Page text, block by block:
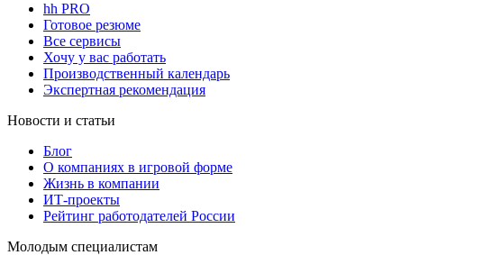
hh PRO
Готовое резюме
Все сервисы
Хочу у вас работать
Производственный календарь
Экспертная рекомендация
Новости и статьи
Блог
О компаниях в игровой форме
Жизнь в компании
ИТ-проекты
Рейтинг работодателей России
Молодым специалистам